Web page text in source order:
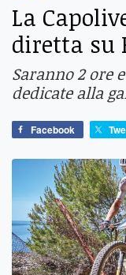
La
diretta su
Saranno 2 ore
dedicate alla
Facebook